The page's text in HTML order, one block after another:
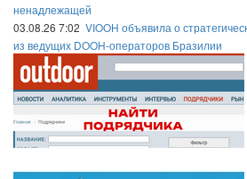
ненадлежащей
03.08.26 7:02 VIOOH объявила о
из ведущих DOOH-операторов Бразилии